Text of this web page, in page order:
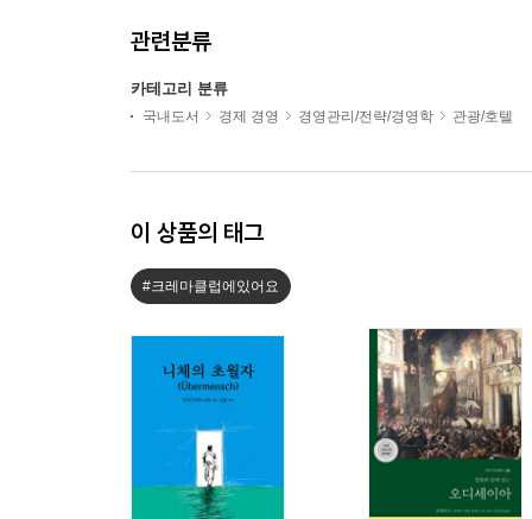
관련분류
카테고리 분류
국내도서 경제 경영 경영관리/전략/경영학 관광/호텔
이 상품의 태그
#크레마클럽에있어요